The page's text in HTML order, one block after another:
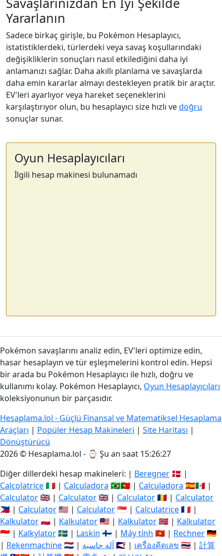
Yararlanın
Sadece birkaç girişle, bu Pokémon Hesaplayıcı,
istatistiklerdeki, türlerdeki veya savaş koşullarındaki
değişikliklerin sonuçları nasıl etkilediğini daha iyi
anlamanızı sağlar. Daha akıllı planlama ve savaşlarda
daha emin kararlar almayı destekleyen pratik bir araçtır.
EV'leri ayarlıyor veya hareket seçeneklerini
karşılaştırıyor olun, bu hesaplayıcı size hızlı vedoğru
sonuçlar sunar.
Oyun Hesaplayıcıları
İlgili hesap makinesi bulunamadı
Pokémon savaşlarını analiz edin, EV'leri optimize edin,
hasar hesaplayın ve tür eşleşmelerini kontrol edin. Hepsi
bir arada bu Pokémon Hesaplayıcı ile hızlı, doğru ve
kullanımı kolay. Pokémon Hesaplayıcı, Oyun Hesaplayıcıları
koleksiyonunun bir parçasıdır.
Hesaplama.lol - Güçlü Finansal ve Matematiksel Hesaplama
Araçları | Popüler Hesap Makineleri | Site Haritası |
Dönüştürücü
2026 © Hesaplama.lol - ⌚ Şu an saat 15:26:28
Diğer dillerdeki hesap makineleri: | Beregner 🇩🇰 |
Calcolatrice🇮🇹 | Calculadora 🇧🇷🇵🇹 | Calculadora 🇪🇸🇲🇽 |
Calculator🇬🇧 | Calculator🇬🇧 | Calculator🇷🇴 | Calculator
🇵🇭 | Calculator🇺🇸 | Calculator🇸🇬 | Calculatrice🇫🇷 |
Kalkulator🇵🇱 | Kalkulator🇲🇾 | Kalkulator🇳🇴 | Kalkulator
🇮🇩 | Kalkylator🇸🇪 | Laskin 🇫🇮 | Máy tính 🇻🇳 | Rechner🇩🇪
| Rekenmachine🇳🇱 | آلة حاسبة🇸🇦 | เครื่องคิดเลข 🇹🇭 | 計算